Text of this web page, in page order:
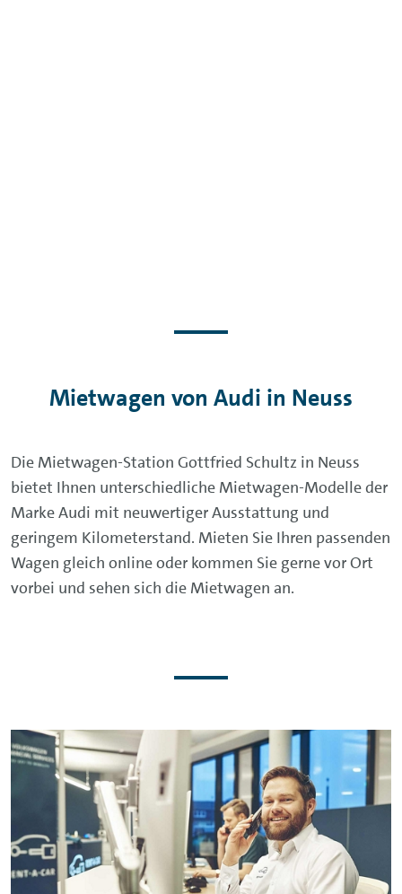
Mietwagen von Audi in Neuss
Die Mietwagen-Station Gottfried Schultz in Neuss
bietet Ihnen unterschiedliche Mietwagen-Modelle der
Marke Audi mit neuwertiger Ausstattung und
geringem Kilometerstand. Mieten Sie Ihren passenden
Wagen gleich online oder kommen Sie gerne vor Ort
vorbei und sehen sich die Mietwagen an.